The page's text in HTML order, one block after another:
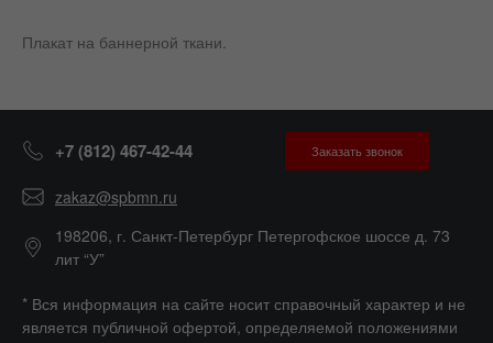
Плакат на баннерной ткани.
+7 (812) 467-42-44 Заказать звонок
zakaz@spbmn.ru
198206, г. Санкт-Петербург Петергофское шоссе д. 73
лит “У”
* Вся информация на сайте носит справочный характер и не
является публичной офертой, определяемой положениями